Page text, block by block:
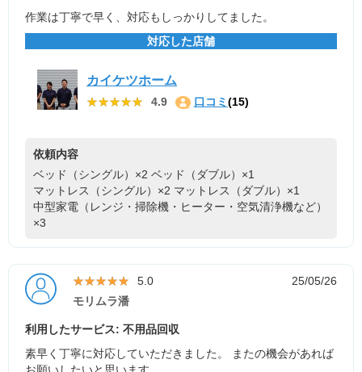
作業は丁寧で早く、対応もしっかりしてました。
対応した店舗
カイケツホーム
★★★★★
★★★★★ 4.9 口コミ (15)
依頼内容
ベッド（シングル）×2 ベッド（ダブル）×1
マットレス（シングル）×2 マットレス（ダブル）×1
中型家電（レンジ・掃除機・ヒーター・空気清浄機など）
×3
★★★★★
★★★★★ 5.0
25/05/26
モリムラ潘
利用したサービス: 不用品回収
素早く丁寧に対応していただきました。 またの機会があれば
お願いしたいと思います。